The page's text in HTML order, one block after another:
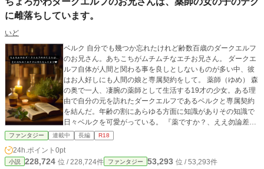
に雌落ちしています。
いど
ベルク 自分でも幾つか忘れたけれど齢数百歳のダークエルフ
のお兄さん。あちこちがムチムチなエチお兄さん。 ダークエ
ルフ自体が人間と関わる事を良しとしないものが多い中、彼
はお人好しにも人間の娘と専属契約をして。 薬師（ゆめ） 森
の奥で一人、凄腕の薬師として生活する19才の少女。ある理
由で自分の元を訪れたダークエルフであるベルクと専属契約
を結んだ。年齢の割にあらゆる方面に知識がありその知識で
日々ベルクを可愛がっている。 『薬ですか？、ええ勿論差し
上げます。 私もこう見えて薬師の一員ですから、けれどそれ
を差し上げる代わりにベルクさんに協力して頂き事がありま
す。…何も難しいことではありません。ダークエルフとして
のあなたの力を貸して頂きたいんです。ここにサインを頂け
ファンタジー 連載中 長編 R18
24h.ポイント 0pt
小説 228,724 位 / 228,724件 ファンタジー 53,293 位 / 53,293件